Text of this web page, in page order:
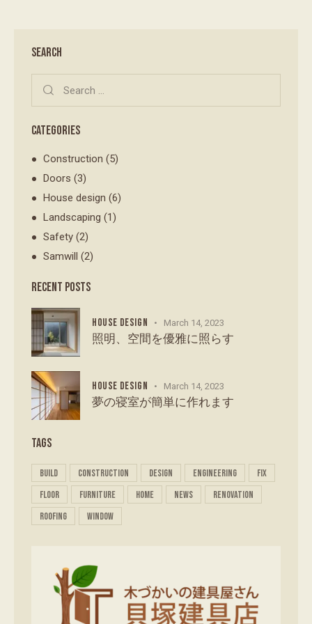
SEARCH
CATEGORIES
Construction (5)
Doors (3)
House design (6)
Landscaping (1)
Safety (2)
Samwill
(2)
RECENT POSTS
HOUSE DESIGN March 14, 2023
照明、空間を優雅に照らす
HOUSE DESIGN March 14, 2023
夢の寝室が簡単に作れます
TAGS
build construction design engineering
fix
floor
furniture home news
renovation
roofing
window